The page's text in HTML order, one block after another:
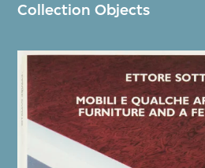
Collection Objects